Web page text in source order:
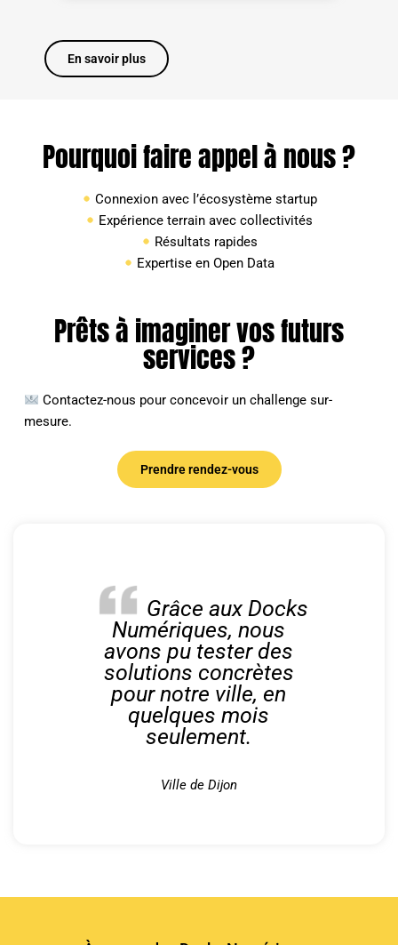
En savoir plus
Pourquoi faire appel à nous ?
Connexion avec l’écosystème startup
Expérience terrain avec collectivités
Résultats rapides
Expertise en Open Data
Prêts à imaginer vos futurs
services ?
Contactez-nous pour concevoir un challenge sur-
mesure.
Prendre rendez-vous
Grâce aux Docks
Numériques, nous
avons pu tester des
solutions concrètes
pour notre ville, en
quelques mois
seulement.
Ville de Dijon